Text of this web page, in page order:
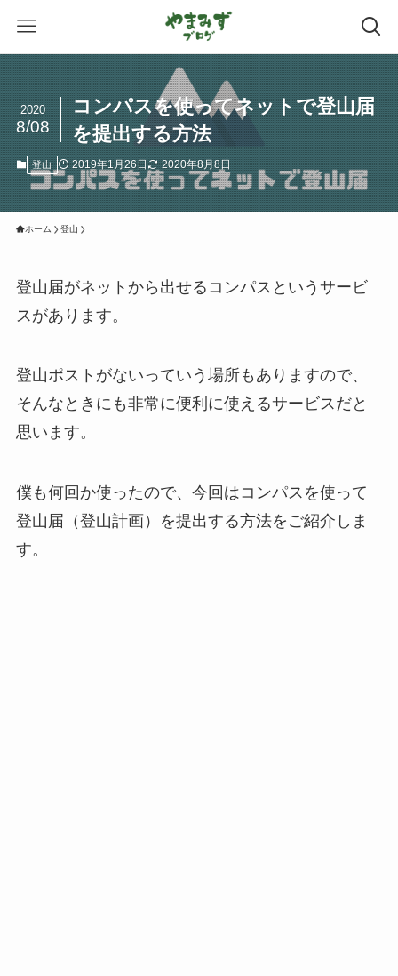
コンパスを使ってネットで登山届
を提出する方法
2020
8/08
登山 2019年1月26日 2020年8月8日
ホーム 登山
登山届がネットから出せるコンパスというサービ
スがあります。
登山ポストがないっていう場所もありますので、
そんなときにも非常に便利に使えるサービスだと
思います。
僕も何回か使ったので、今回はコンパスを使って
登山届（登山計画）を提出する方法をご紹介しま
す。